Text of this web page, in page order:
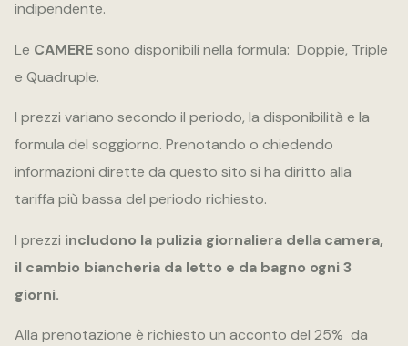
indipendente.
Le CAMEREsono disponibili nella formula: Doppie, Triple
e Quadruple.
I prezzi variano secondo il periodo, la disponibilità e la
formula del soggiorno. Prenotando o chiedendo
informazioni dirette da questo sito si ha diritto alla
tariffa più bassa del periodo richiesto.
I prezzi includono la pulizia giornaliera della camera,
il cambio biancheria da letto e da bagno ogni 3
giorni.
Alla prenotazione è richiesto un acconto del 25% da